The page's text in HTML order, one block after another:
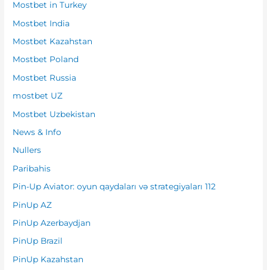
Mostbet in Turkey
Mostbet India
Mostbet Kazahstan
Mostbet Poland
Mostbet Russia
mostbet UZ
Mostbet Uzbekistan
News & Info
Nullers
Paribahis
Pin-Up Aviator: oyun qaydaları və strategiyaları 112
PinUp AZ
PinUp Azerbaydjan
PinUp Brazil
PinUp Kazahstan